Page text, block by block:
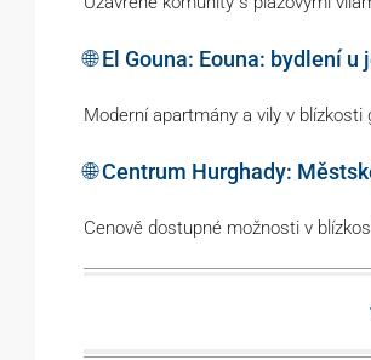
🌐 El Gouna: Eouna: bydlení u
Moderní apartmány a vily v
🌐 Centrum Hurghady:
Cenově dostupné možnosti v